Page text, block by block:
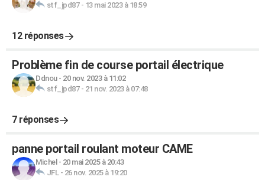
stf_jpd87- 13 mai 2023 à 18:59
12 réponses
Problème fin de course portail électrique
Ddnou- 20 nov. 2023 à 11:02
stf_jpd87- 21 nov. 2023 à 07:48
7 réponses
panne portail roulant moteur CAME
Michel - 20 mai 2025 à 20:43
JFL- 26 nov. 2025 à 19:20